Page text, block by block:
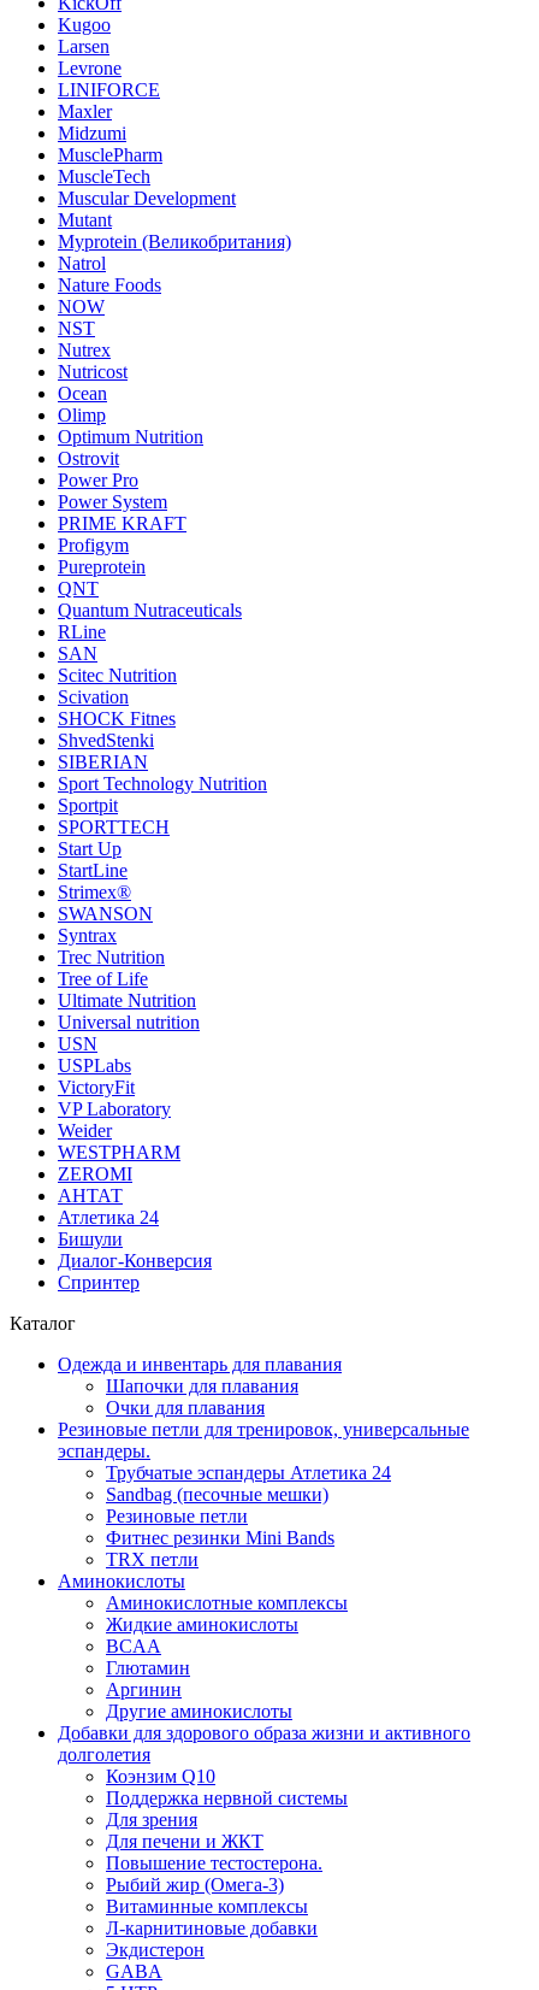
Kugoo
Larsen
Levrone
LINIFORCE
Maxler
Midzumi
MusclePharm
MuscleTech
Muscular Development
Mutant
Myprotein (Великобритания)
Natrol
Nature Foods
NOW
NST
Nutrex
Nutricost
Ocean
Olimp
Optimum Nutrition
Ostrovit
Power Pro
Power System
PRIME KRAFT
Profigym
Pureprotein
QNT
Quantum Nutraceuticals
RLine
SAN
Scitec Nutrition
Scivation
SHOCK Fitnes
ShvedStenki
SIBERIAN
Sport Technology Nutrition
Sportpit
SPORTTECH
Start Up
StartLine
Strimex®
SWANSON
Syntrax
Trec Nutrition
Tree of Life
Ultimate Nutrition
Universal nutrition
USN
USPLabs
VictoryFit
VP Laboratory
Weider
WESTPHARM
ZEROMI
АНТАТ
Атлетика 24
Бишули
Диалог-Конверсия
Спринтер
Каталог
Одежда и инвентарь для плавания
Шапочки для плавания
Очки для плавания
Резиновые петли для тренировок, универсальные
эспандеры.
Трубчатые эспандеры Атлетика 24
Sandbag (песочные мешки)
Резиновые петли
Фитнес резинки Mini Bands
TRX петли
Аминокислоты
Аминокислотные комплексы
Жидкие аминокислоты
BCAA
Глютамин
Аргинин
Другие аминокислоты
Добавки для здорового образа жизни и активного
долголетия
Коэнзим Q10
Поддержка нервной системы
Для зрения
Для печени и ЖКТ
Повышение тестостерона.
Рыбий жир (Омега-3)
Витаминные комплексы
Л-карнитиновые добавки
Экдистерон
GABA